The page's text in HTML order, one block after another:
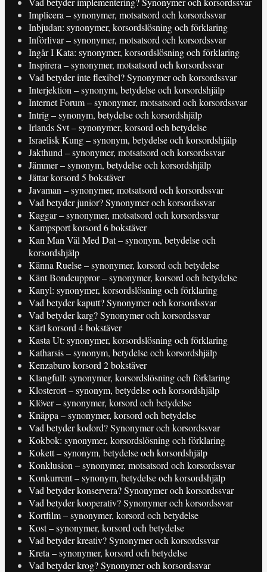
Implicera – synonymer, motsatsord och korsordssvar
Inbjudan: synonymer, korsordslösning och förklaring
Införlivar – synonymer, motsatsord och korsordssvar
Ingår I Kata: synonymer, korsordslösning och förklaring
Inspirera – synonymer, motsatsord och korsordssvar
Vad betyder inte flexibel? Synonymer och korsordssvar
Interjektion – synonym, betydelse och korsordshjälp
Internet Forum – synonymer, motsatsord och korsordssvar
Intrig – synonym, betydelse och korsordshjälp
Irlands Svt – synonymer, korsord och betydelse
Israelisk Kung – synonym, betydelse och korsordshjälp
Jakthund – synonymer, motsatsord och korsordssvar
Jämmer – synonym, betydelse och korsordshjälp
Jättar korsord 5 bokstäver
Javaman – synonymer, motsatsord och korsordssvar
Vad betyder junior? Synonymer och korsordssvar
Kaggar – synonymer, motsatsord och korsordssvar
Kampsport korsord 6 bokstäver
Kan Man Väl Med Dat – synonym, betydelse och
korsordshjälp
Känna Ruelse – synonymer, korsord och betydelse
Känt Bondeuppror – synonymer, korsord och betydelse
Kanyl: synonymer, korsordslösning och förklaring
Vad betyder kaputt? Synonymer och korsordssvar
Vad betyder karg? Synonymer och korsordssvar
Kärl korsord 4 bokstäver
Kasta Ut: synonymer, korsordslösning och förklaring
Katharsis – synonym, betydelse och korsordshjälp
Kenzaburo korsord 2 bokstäver
Klangfull: synonymer, korsordslösning och förklaring
Klosterort – synonym, betydelse och korsordshjälp
Klöver – synonymer, korsord och betydelse
Knäppa – synonymer, korsord och betydelse
Vad betyder kodord? Synonymer och korsordssvar
Kokbok: synonymer, korsordslösning och förklaring
Kokett – synonym, betydelse och korsordshjälp
Konklusion – synonymer, motsatsord och korsordssvar
Konkurrent – synonym, betydelse och korsordshjälp
Vad betyder konservera? Synonymer och korsordssvar
Vad betyder kooperativ? Synonymer och korsordssvar
Kortfilm – synonymer, korsord och betydelse
Kost – synonymer, korsord och betydelse
Vad betyder kreativ? Synonymer och korsordssvar
Kreta – synonymer, korsord och betydelse
Vad betyder krog? Synonymer och korsordssvar